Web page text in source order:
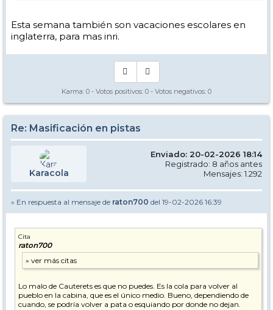
Esta semana también son vacaciones escolares en
inglaterra, para mas inri.
Karma: 0 - Votos positivos: 0 - Votos negativos: 0
Re: Masificación en pistas
Karacola
Enviado: 20-02-2026 18:14
Registrado: 8 años antes
Mensajes: 1.292
» En respuesta al mensaje de raton700 del 19-02-2026 16:39
Cita
raton700
Lo malo de Cauterets es que no puedes. Es la cola para volver al
pueblo en la cabina, que es el único medio. Bueno, dependiendo de
cuando, se podría volver a pata o esquiando por donde no dejan.